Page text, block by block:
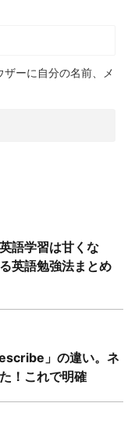
ーに自分の名前、メ
語学習は甘くな
英語勉強法まとめ
」の違い。ネ
！これで明確